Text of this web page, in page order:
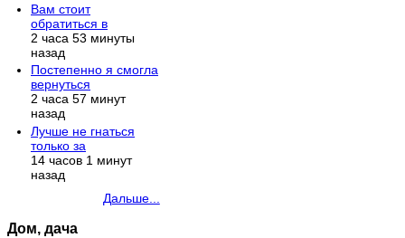
Вам стоит
обратиться в
2 часа 53 минуты
назад
Постепенно я смогла
вернуться
2 часа 57 минут
назад
Лучше не гнаться
только за
14 часов 1 минут
назад
Дальше...
Дом, дача